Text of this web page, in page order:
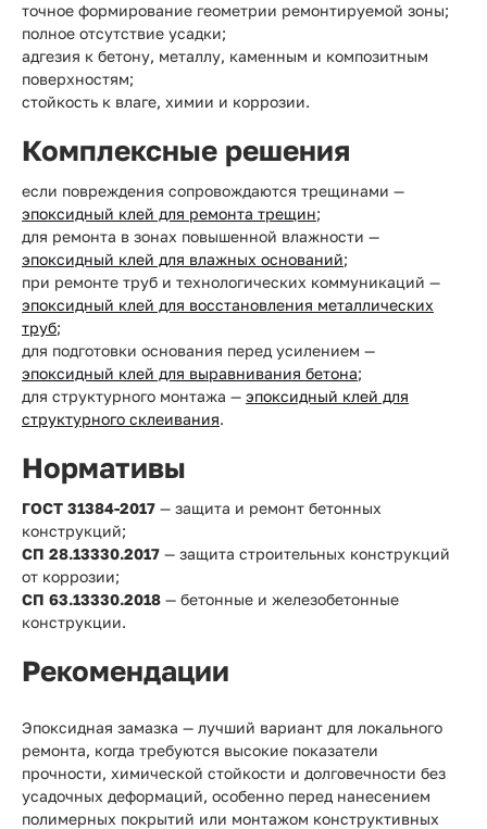
точное формирование геометрии ремонтируемой зоны;
полное отсутствие усадки;
адгезия к бетону, металлу, каменным и композитным
поверхностям;
стойкость к влаге, химии и коррозии.
Комплексные решения
если повреждения сопровождаются трещинами —
эпоксидный клей для ремонта трещин;
для ремонта в зонах повышенной влажности —
эпоксидный клей для влажных оснований;
при ремонте труб и технологических коммуникаций —
эпоксидный клей для восстановления металлических
труб;
для подготовки основания перед усилением —
эпоксидный клей для выравнивания бетона;
для структурного монтажа — эпоксидный клей для
структурного склеивания.
Нормативы
ГОСТ 31384-2017 — защита и ремонт бетонных
конструкций;
СП 28.13330.2017 — защита строительных конструкций
от коррозии;
СП 63.13330.2018 — бетонные и железобетонные
конструкции.
Рекомендации
Эпоксидная замазка — лучший вариант для локального
ремонта, когда требуются высокие показатели
прочности, химической стойкости и долговечности без
усадочных деформаций, особенно перед нанесением
полимерных покрытий или монтажом конструктивных